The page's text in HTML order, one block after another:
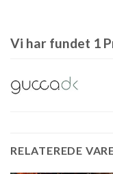
Vi har fundet 1
RELATEREDE